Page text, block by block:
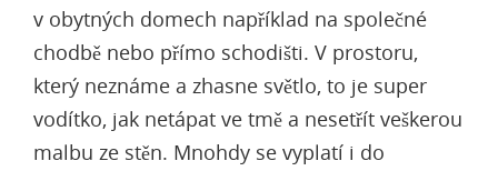
v obytných domech například na společné
chodbě nebo přímo schodišti. V prostoru,
který neznáme a zhasne světlo, to je super
vodítko, jak netápat ve tmě a nesetřít veškerou
malbu ze stěn. Mnohdy se vyplatí i do